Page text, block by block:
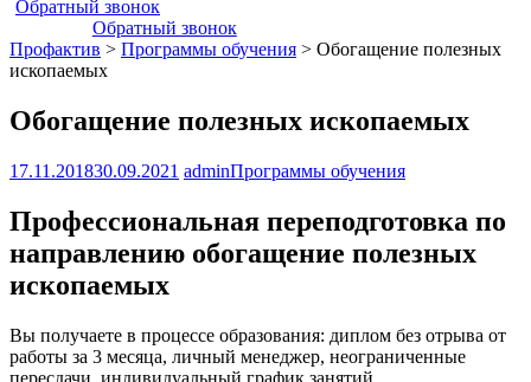
Обратный звонок
Обратный звонок
Профактив > Программы обучения > Обогащение полезных
ископаемых
Обогащение полезных ископаемых
17.11.201830.09.2021 adminПрограммы обучения
Профессиональная переподготовка по
направлению обогащение полезных
ископаемых
Вы получаете в процессе образования: диплом без отрыва от
работы за 3 месяца, личный менеджер, неограниченные
пересдачи, индивидуальный график занятий.